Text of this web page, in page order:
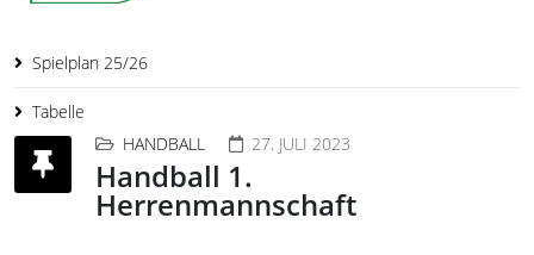
Spielplan 25/26
Tabelle
HANDBALL
27. JULI 2023
Handball 1.
Herrenmannschaft